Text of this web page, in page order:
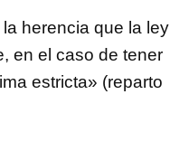
herencia que la ley
en el caso de tener
estricta» (reparto